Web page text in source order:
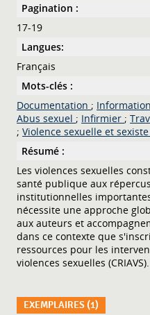
Pagination :
17-19
Langues:
Français
Mots-clés :
Documentation ; Information
Abus sexuel ; Infirmier ;
; Violence sexuelle et sexiste
Résumé :
Les violences sexuelles
santé publique aux
institutionnelles
nécessite une approche
aux auteurs et
dans ce contexte que
ressources pour les
violences sexuelles (CRIAVS).
EXEMPLAIRES (1)